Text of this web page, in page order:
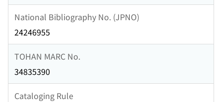
National Bibliography No. (JPNO)
24246955
TOHAN MARC No.
34835390
Cataloging Rule